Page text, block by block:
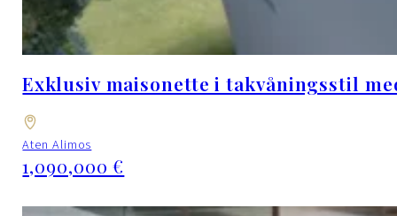
Exklusiv maisonette i takvåningsstil
Aten Alimos
1,090,000 €